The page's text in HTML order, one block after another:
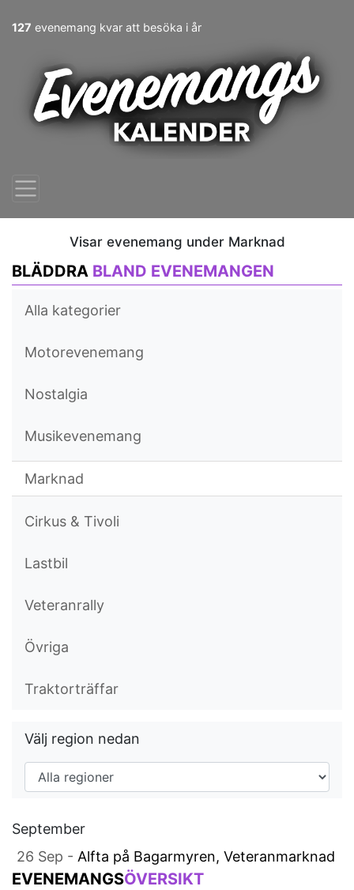
127 evenemang kvar att besöka i år
Visar evenemang under Marknad
BLÄDDRA BLAND EVENEMANGEN
Alla kategorier
Motorevenemang
Nostalgia
Musikevenemang
Marknad
Cirkus & Tivoli
Lastbil
Veteranrally
Övriga
Traktorträffar
Välj region nedan
September
26 Sep - Alfta på Bagarmyren, Veteranmarknad
EVENEMANGSÖVERSIKT